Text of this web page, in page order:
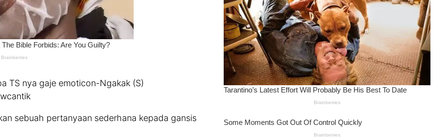
TS nya gaje emoticon-Ngakak (S)
sebuah pertanyaan sederhana kepada gansis